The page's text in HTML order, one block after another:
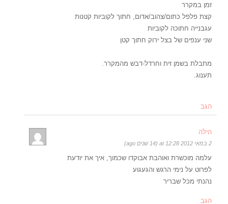
זמן במקרר
קצת פלפל כתום/צהוב/אדום, חתוך לקוביות קטנות
עגבנייה חתוכה לקוביות
שני ענפים של בצל ירוק חתוך קטן
מתבלת בשמן זית וחרדל-דבש מהמקרר.
תענוג.
הגב
הילה
2 במאי 2012 at 12:28 (14 שנים ago)
עלמה מוכשרת ואוהבת אבוקדו שכמוך, איך את יודעת
לפרוט על נימי הרגש והגעגוע
נהנתי מכל שבריר
הגב